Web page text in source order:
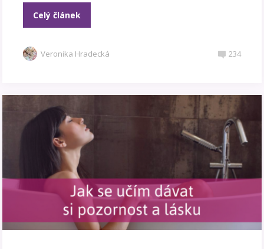
Celý článek
Veronika Hradecká 234